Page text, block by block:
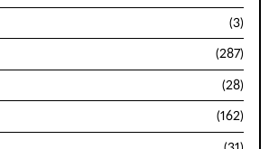
(3)
(287)
(28)
(162)